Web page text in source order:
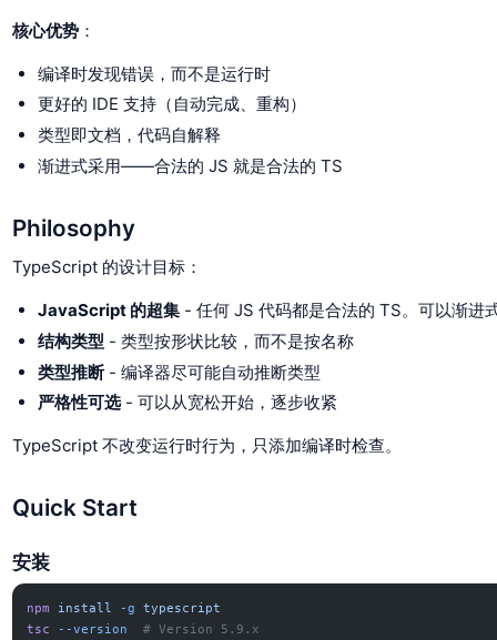
核心优势 ：
编译时发现错误，而不是运行时
更好的 IDE 支持（自动完成、重构）
类型即文档，代码自解释
渐进式采用——合法的 JS 就是合法的 TS
Philosophy
TypeScript 的设计目标：
JavaScript 的超集- 任何 JS 代码都是合法的 TS。可以渐进
结构类型 - 类型按形状比较，而不是按名称
类型推断- 编译器尽可能自动推断类型
严格性可选- 可以从宽松开始，逐步收紧
TypeScript 不改变运行时行为，只添加编译时检查。
Quick Start
安装
npm install -g
typescript
tsc
--version
  # Version 5.9.x